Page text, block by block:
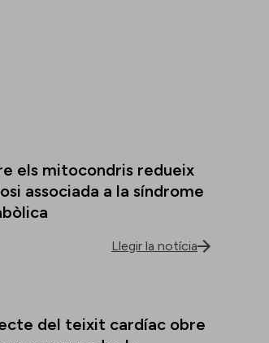
els mitocondris redueix
associada a la síndrome
Llegir la notícia
del teixit cardíac obre